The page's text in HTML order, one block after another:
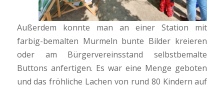
Außerdem konnte man an einer Station mit
farbig-bemalten Murmeln bunte Bilder kreieren
oder am Bürgervereinsstand selbstbemalte
Buttons anfertigen. Es war eine Menge geboten
und das fröhliche Lachen von rund 80 Kindern auf